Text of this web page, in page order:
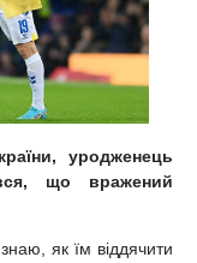
, уродженець
що вражений
як їм віддячити